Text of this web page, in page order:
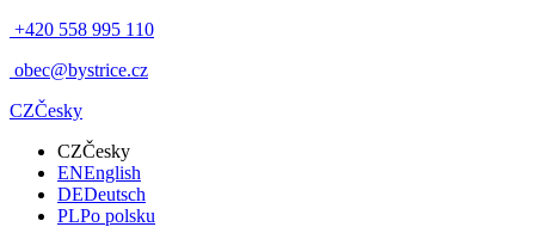
+420 558 995 110
obec@bystrice.cz
CZČesky
CZČesky
ENEnglish
DEDeutsch
PLPo polsku